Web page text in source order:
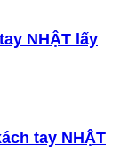
NHẬT lấy
tay NHẬT